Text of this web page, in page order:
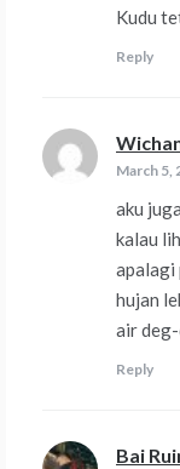
Kudu
Reply
March 5,
aku
kalau
apalagi
hujan
air
Reply
Bai